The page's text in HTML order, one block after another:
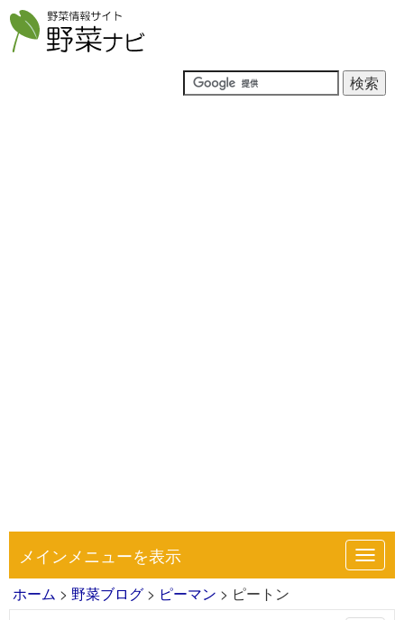
メインメニューを表示
ホーム > 野菜ブログ > ピーマン > ピートン